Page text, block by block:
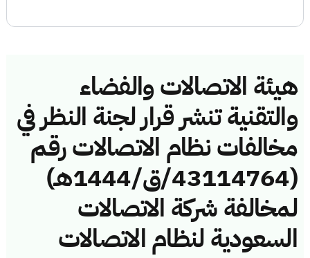
هيئة الاتصالات والفضاء
والتقنية تنشر قرار لجنة النظر في
مخالفات نظام الاتصالات رقم
(43114764/ق/1444هـ)
لمخالفة شركة الاتصالات
السعودية لنظام الاتصالات